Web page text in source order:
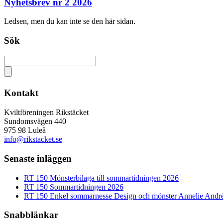
Ledsen, men du kan inte se den här sidan.
Sök
Kontakt
Kviltföreningen Rikstäcket
Sundomsvägen 440
975 98 Luleå
info@rikstacket.se
Senaste inläggen
RT 150 Mönsterbilaga till sommartidningen 2026
RT 150 Sommartidningen 2026
RT 150 Enkel sommarnesse Design och mönster Annelie
Snabblänkar